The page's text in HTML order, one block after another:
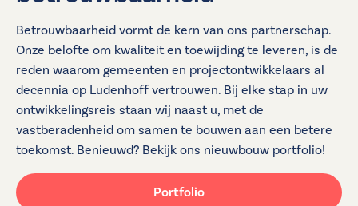
Betrouwbaarheid vormt de kern van ons partnerschap.
Onze belofte om kwaliteit en toewijding te leveren, is de
reden waarom gemeenten en projectontwikkelaars al
decennia op Ludenhoff vertrouwen. Bij elke stap in uw
ontwikkelingsreis staan wij naast u, met de
vastberadenheid om samen te bouwen aan een betere
toekomst. Benieuwd? Bekijk ons nieuwbouw portfolio!
Portfolio